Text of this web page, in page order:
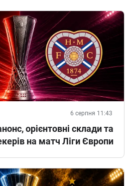
6 серпня 11:43
орієнтовні склади та
на матч Ліги Європи